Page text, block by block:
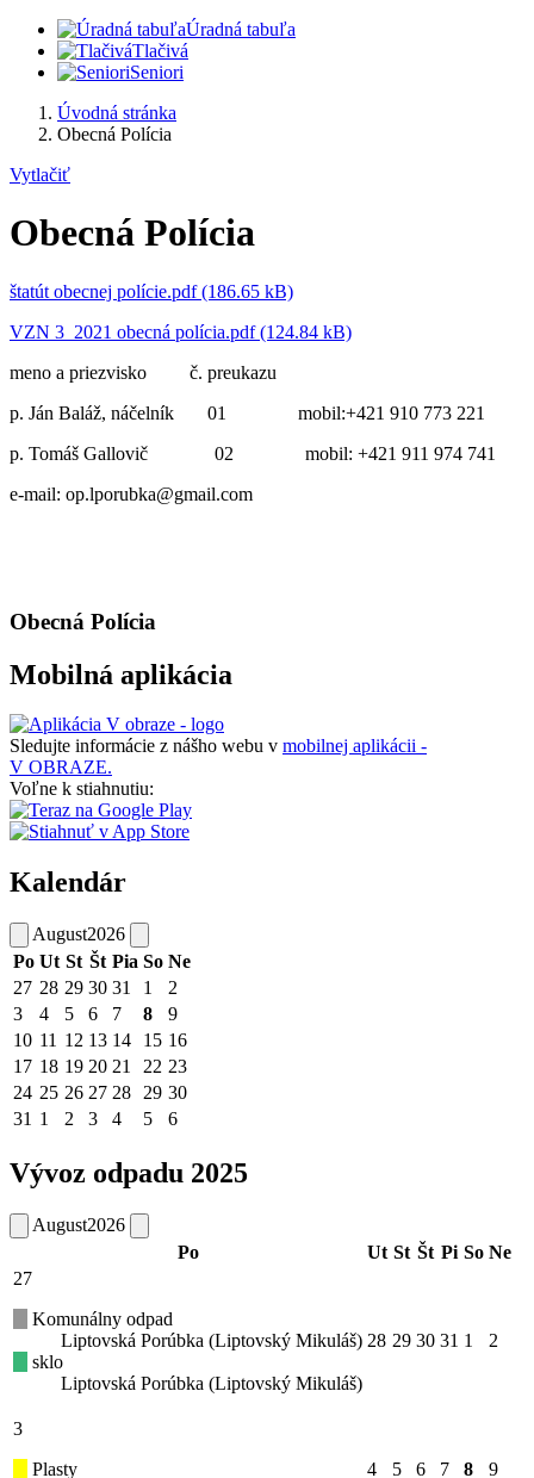
Úradná tabuľa
Tlačivá
Seniori
Úvodná stránka
Obecná Polícia
Vytlačiť
Obecná Polícia
štatút obecnej polície.pdf (186.65 kB)
VZN 3_2021 obecná polícia.pdf (124.84 kB)
meno a priezvisko č. preukazu
p. Ján Baláž, náčelník 01 mobil:+421 910 773 221
p. Tomáš Gallovič 02 mobil: +421 911 974 741
e-mail: op.lporubka@gmail.com
Obecná Polícia
Mobilná aplikácia
Sledujte informácie z nášho webu v mobilnej aplikácii -
V OBRAZE.
Voľne k stiahnutiu:
Kalendár
August2026
Po Ut St Št Pia So Ne
27 28 29 30 31 1
2
3
4 5 6 7 8
9
10 11 12 13 14 15 16
17 18 19 20 21 22 23
24 25 26 27 28 29 30
31 1 2 3 4 5 6
Vývoz odpadu 2025
August2026
Po
Ut St Št Pi So Ne
27
Komunálny odpad
Liptovská Porúbka (Liptovský Mikuláš)
sklo
Liptovská Porúbka (Liptovský Mikuláš)
28 29 30 31 1 2
3
Plasty
4 5 6 7 8 9